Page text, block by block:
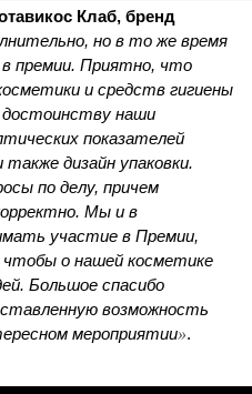
Клаб, бренд
но в то же время
премии. Приятно, что
и средств гигиены
достоинству наши
показателей
дизайн упаковки.
по делу, причем
Мы и в
участие в Премии,
чтобы о нашей косметике
Большое спасибо
возможность
мероприятии».